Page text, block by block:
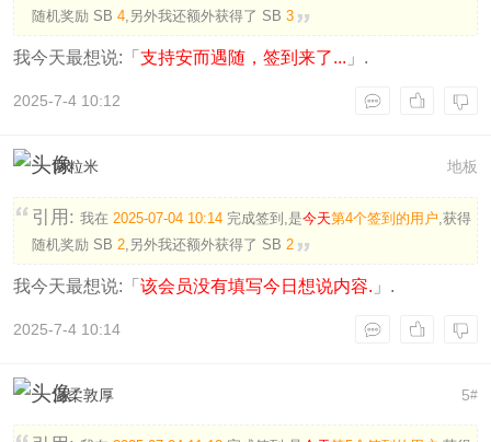
随机奖励 SB 4,另外我还额外获得了 SB 3
我今天最想说:「 支持安而遇随，签到来了... 」.
2025-7-4 10:12
地板
两粒米
引用: 我在 2025-07-04 10:14完成签到,是今天第4个签到的用户 ,获得
随机奖励 SB 2,另外我还额外获得了 SB 2
我今天最想说:「 该会员没有填写今日想说内容. 」.
2025-7-4 10:14
5#
温柔敦厚